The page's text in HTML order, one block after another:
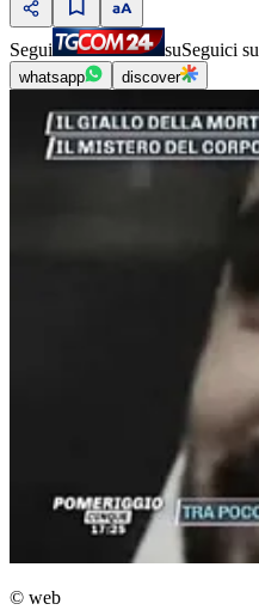
Segui suSeguici su
whatsapp discover
© web